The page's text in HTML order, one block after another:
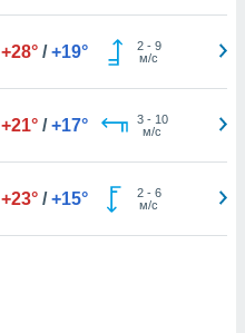
+28° / +19° 2- 9
м/с
+21° / +17° 3- 10
м/с
+23° / +15° 2- 6
м/с